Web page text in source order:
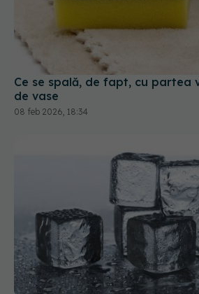
Ce se spală, de fapt, cu partea
de vase
08 feb 2026, 18:34